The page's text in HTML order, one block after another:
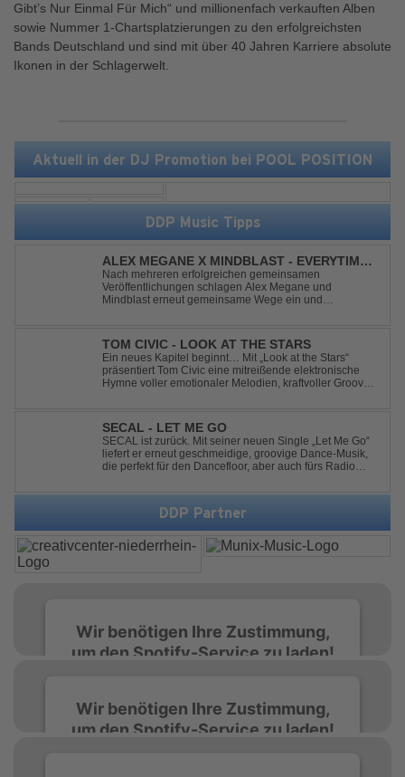
Aktuell in der DJ Promotion bei POOL POSITION
DDP Music Tipps
ALEX MEGANE X MINDBLAST - EVERYTIME
WE TOUCH
Nach mehreren erfolgreichen gemeinsamen
Veröffentlichungen schlagen Alex Megane und
Mindblast erneut gemeinsame Wege ein und
einen echten Klassiker vorgenommen: den
unvergessenen Song von Ma...
TOM CIVIC - LOOK AT THE STARS
Ein neues Kapitel beginnt… Mit „Look at the Stars“
präsentiert Tom Civic eine mitreißende elektronische
Hymne voller emotionaler Melodien, kraftvoller Grooves
Verbindung aus Dance, House und elektronische...
SECAL - LET ME GO
SECAL ist zurück. Mit seiner neuen Single „Let Me Go“
liefert er erneut geschmeidige, groovige Dance-Musik,
die perfekt für den Dancefloor, aber auch fürs Radio
ist. Deep House trifft auf Dance-Pop – man darf
gespannt sein, was als Nächstes...
DDP Partner
Wir benötigen Ihre Zustimmung,
um den Spotify-Service zu laden!
einzubetten. Dieser Service kann Daten zu
Ihren Aktivitäten sammeln. Bitte lesen Sie die
Wir benötigen Ihre Zustimmung,
um den Spotify-Service zu laden!
Gibt’s Nur Einmal Für Mich“ und millionenfach verkauften Alben
sowie Nummer 1-Chartsplatzierungen zu den erfolgreichsten
Bands Deutschland und sind mit über 40 Jahren Karriere absolute
Ikonen in der Schlagerwelt.